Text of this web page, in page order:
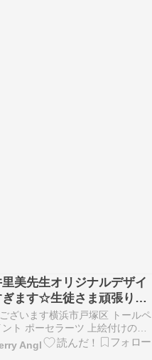
里美先生オリジナルデザイ
ぎます☆生徒さま頑張りま
ざいます横浜市戸塚区 トールペ
ト ポーセラーツ 上絵付けのお
りますStrawberry Angel 松本
人の生徒様に寄り添いながら想い
Angl